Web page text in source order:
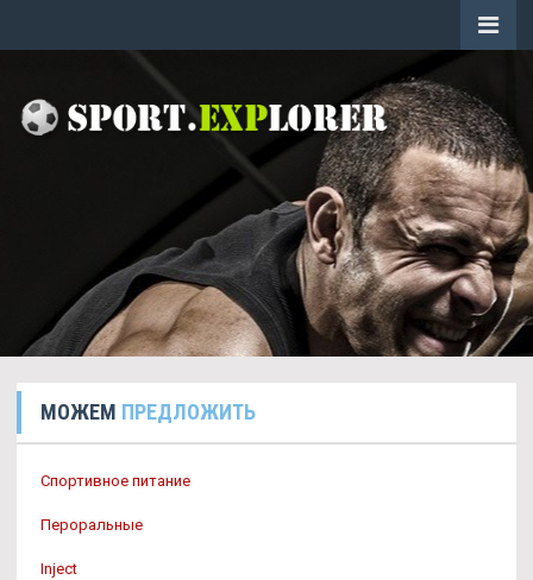
МОЖЕМ ПРЕДЛОЖИТЬ
Спортивное питание
Пероральные
Inject